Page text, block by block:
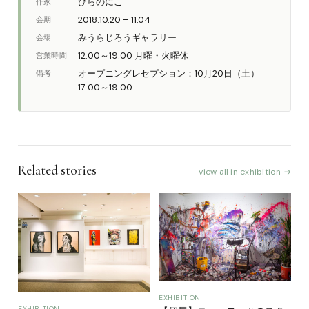
会期 2018.10.20 – 11.04
会場 みうらじろうギャラリー
営業時間 12:00～19:00 月曜・火曜休
備考
オープニングレセプション：10月20日（土）
17:00～19:00
Related stories view all in exhibition →
EXHIBITION